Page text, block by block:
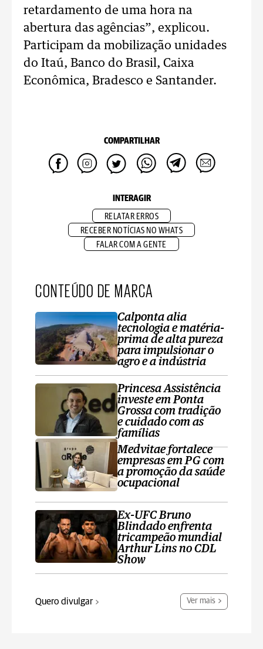
retardamento de uma hora na
abertura das agências”, explicou.
Participam da mobilização unidades
do Itaú, Banco do Brasil, Caixa
Econômica, Bradesco e Santander.
COMPARTILHAR
INTERAGIR
RELATAR ERROS
RECEBER NOTÍCIAS NO WHATS
FALAR COM A GENTE
CONTEÚDO DE MARCA
Calponta alia
tecnologia e matéria-
prima de alta pureza
para impulsionar o
agro e a indústria
Princesa Assistência
investe em Ponta
Grossa com tradição
e cuidado com as
famílias
Medvitae fortalece
empresas em PG com
a promoção da saúde
ocupacional
Ex-UFC Bruno
Blindado enfrenta
tricampeão mundial
Arthur Lins no CDL
Show
Quero divulgar Ver mais